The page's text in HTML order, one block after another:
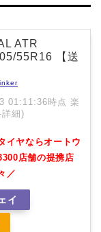
ATR
55R16 【送
01:11:36時点 楽
詳細)
イヤならオートウ
店舗の提携店
／
イ